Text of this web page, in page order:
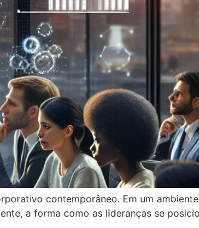
contemporâneo. Em um
a forma como as lideranças se